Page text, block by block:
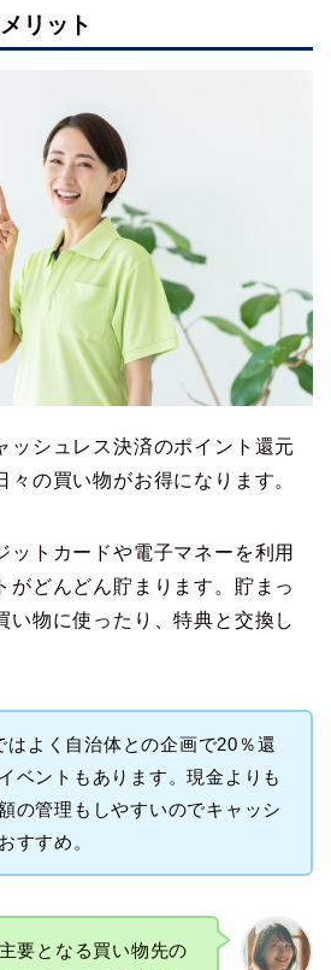
リット
ッシュレス決済のポイント還元
々の買い物がお得になります。
ットカードや電子マネーを利用
がどんどん貯まります。貯まっ
い物に使ったり、特典と交換し
はよく自治体との企画で20％還
ベントもあります。現金よりも
の管理もしやすいのでキャッシ
すすめ。
要となる買い物先の